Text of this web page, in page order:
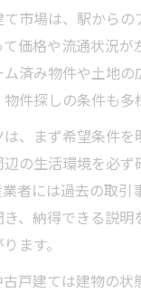
市場は、駅からの
価格や流通状況が
済み物件や土地の
件探しの条件も多
、まず希望条件を
の生活環境を必ず
者には過去の取引
、納得できる説明
ます。
戸建ては建物の状